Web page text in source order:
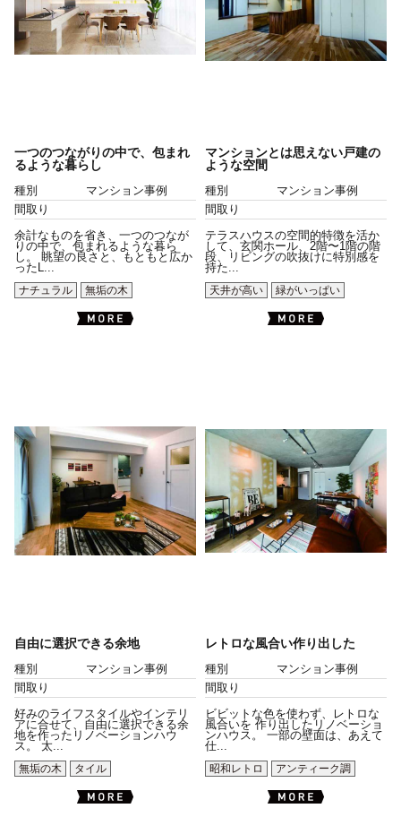
一つのつながりの中で、包まれ
るような暮らし
種別
マンション事例
間取り
余計なものを省き、一つのつなが
りの中で、包まれるような暮ら
し。 眺望の良さと、もともと広か
ったL...
ナチュラル
無垢の木
マンションとは思えない戸建の
ような空間
種別
マンション事例
間取り
テラスハウスの空間的特徴を活か
して、玄関ホール、2階〜1階の階
段、リビングの吹抜けに特別感を
持た...
天井が高い
緑がいっぱい
自由に選択できる余地
種別
マンション事例
間取り
好みのライフスタイルやインテリ
アに合せて、自由に選択できる余
地を作ったリノベーションハウ
ス。 太...
無垢の木
タイル
レトロな風合い作り出した
種別
マンション事例
間取り
ビビットな色を使わず、レトロな
風合いを 作り出したリノベーショ
ンハウス。 一部の壁面は、あえて
仕...
昭和レトロ
アンティーク調